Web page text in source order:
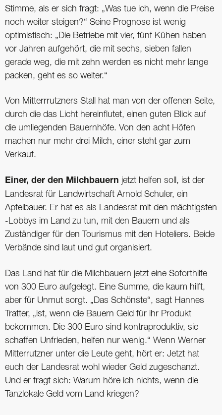
Stimme, als er sich fragt: „Was tue ich, wenn die Preise
noch weiter steigen?“ Seine Prognose ist wenig
optimistisch: „Die Betriebe mit vier, fünf Kühen haben
vor Jahren aufgehört, die mit sechs, sieben fallen
gerade weg, die mit zehn werden es nicht mehr lange
packen, geht es so weiter.“
Von Mitterrrutzners Stall hat man von der offenen Seite,
durch die das Licht hereinflutet, einen guten Blick auf
die umliegenden Bauernhöfe. Von den acht Höfen
machen nur mehr drei Milch, einer steht gar zum
Verkauf.
Einer, der den Milchbauern jetzt helfen soll, ist der
Landesrat für Landwirtschaft Arnold Schuler, ein
Apfelbauer. Er hat es als Landesrat mit den mächtigsten
-Lobbys im Land zu tun, mit den Bauern und als
Zuständiger für den Tourismus mit den Hoteliers. Beide
Verbände sind laut und gut organisiert.
Das Land hat für die Milchbauern jetzt eine Soforthilfe
von 300 Euro aufgelegt. Eine Summe, die kaum hilft,
aber für Unmut sorgt. „Das Schönste“, sagt Hannes
Tratter, „ist, wenn die Bauern Geld für ihr Produkt
bekommen. Die 300 Euro sind kontraproduktiv, sie
schaffen Unfrieden, helfen nur wenig.“ Wenn Werner
Mitterrutzner unter die Leute geht, hört er: Jetzt hat
euch der Landesrat wohl wieder Geld zugeschanzt.
Und er fragt sich: Warum höre ich nichts, wenn die
Tanzlokale Geld vom Land kriegen?